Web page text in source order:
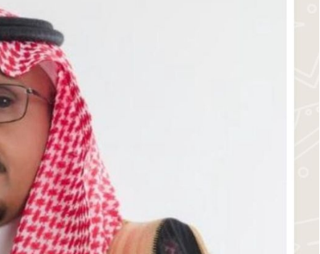
ثلاثة مواطنين لتبرعهم بأجزاء من أعضائهم